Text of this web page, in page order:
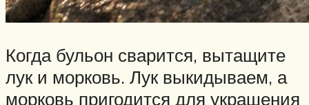
Когда бульон сварится, вытащите
лук и морковь. Лук выкидываем, а
морковь пригодится для украшения